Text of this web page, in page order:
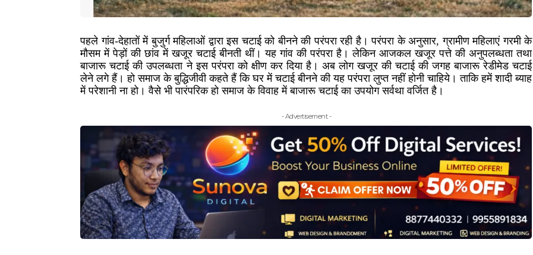
पहले गांव-देहातों में बुजुर्ग महिलाओं द्वारा इस चटाई को बीनने की परंपरा रही है। परंपरा के अनुसार, ग्रामीण महिलाएं गरमी के
मौसम में पेड़ों की छांव में खजूर चटाई बीनती थीं। यह गांव की परंपरा है। लेकिन आजकल खजूर पत्ते की अनुपलब्धता तथा
बाजारू चटाई की उपलब्धता ने इस परंपरा को क्षीण कर दिया है। अब लोग खजूर की चटाई की जगह बाजारू रेडीमेड चटाई
लेने लगे हैं। हो समाज के बुद्धिजीवी कहते हैं कि घर में चटाई बीनने की यह परंपरा लुप्त नहीं होनी चाहिये। ताकि हमें शादी ब्याह
में परेशानी ना हो। वैसे भी पारंपरिक हो समाज के विवाह में बाजारू चटाई का उपयोग सर्वथा वर्जित है।
- Advertisement -